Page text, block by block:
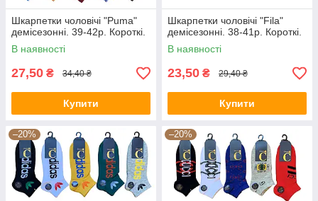
Шкарпетки чоловічі "Puma"
демісезонні. 39-42р. Короткі.
В наявності
27,50 ₴ 34,40 ₴
Купити
Шкарпетки чоловічі "Fila"
демісезонні. 38-41р. Короткі.
В наявності
23,50 ₴ 29,40 ₴
Купити
–20% –20%